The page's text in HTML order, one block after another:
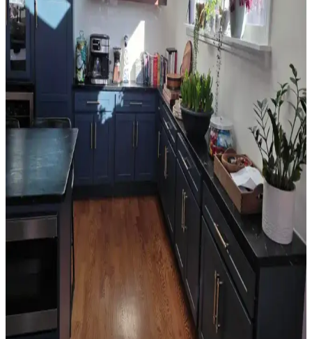
Ev Satışında Valance Kullanımı ve Pencere
Dekorasyonunun Mekana Etkileri
Ev satışında valance kullanımı, pencere görünümünü yumuşatırken
mekana renk ve doku katar. Ancak yanlış kullanım mekanda görsel
karmaşa yaratabilir ve ışık alımını kısıtlayabilir.
Orta 2000'ler Sarı Tonları: Mekanlarda Doğru
Renk Seçimi ve Uyum Analizi
Orta 2000'ler sarı tonları, doğru kombinasyonlarla mekanlara
sıcaklık katabilir. Ancak uyumsuz kullanımlarda eski moda ve
sıradan bir görünüm ortaya çıkabilir. Renk seçimi mekanın diğer
unsurlarıyla dengelenmeli.
Salon Duvar Düzenlemesinde Raf Kullanımı ve
Estetik Dengenin Sağlanması
Salon duvarlarında rafların simetrik yerleşimi, aksesuar seçimi ve
mobilya düzeni mekânın estetik ve fonksiyonel dengesini sağlar.
Doğru duvar rengi ve sanat eserleriyle ferah bir atmosfer oluşturulur.
Oda Düzenlemesinde Boş Alanların Fonksiyonel ve
Estetik Değerlendirme Yöntemleri